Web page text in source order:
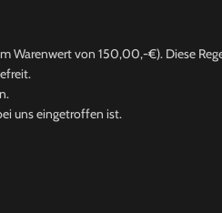
Warenwert von 150,00,-€). Diese
uns eingetroffen ist.